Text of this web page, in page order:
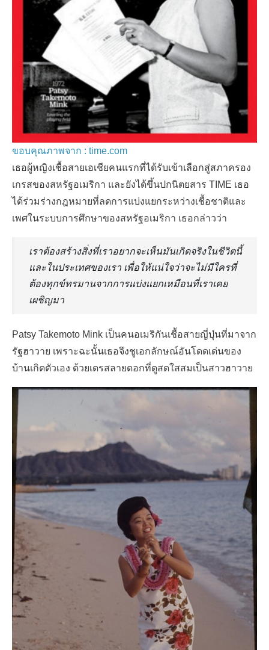
ขอบคุณภาพจาก : time.com
เธอผู้หญิงเชื้อสายเอเชียคนแรกที่ได้รับเข้าเลือกสู่สภาครอง
เกรสของสหรัฐอเมริกา และยังได้ขึ้นปกนิตยสาร TIME เธอ
ได้ร่วมร่างกฎหมายที่ลดการแบ่งแยกระหว่างเชื้อชาติและ
เพศในระบบการศึกษาของสหรัฐอเมริกา เธอกล่าวว่า
เราต้องสร้างสิ่งที่เราอยากจะเห็นมันเกิดจริงในชีวิตนี้
และในประเทศของเรา เพื่อให้แน่ใจว่าจะไม่มีใครที่
ต้องทุกข์ทรมานจากการแบ่งแยกเหมือนที่เราเคย
เผชิญมา
Patsy Takemoto Mink เป็นคนอเมริกันเชื้อสายญี่ปุ่นที่มาจาก
รัฐฮาวาย เพราะฉะนั้นเธอจึงชูเอกลักษณ์อันโดดเด่นของ
บ้านเกิดตัวเอง ด้วยเดรสลายดอกที่ดูสดใสสมเป็นสาวฮาวาย